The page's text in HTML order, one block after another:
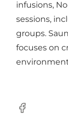
infusions,
sessions,
groups.
focuses on
Facebook